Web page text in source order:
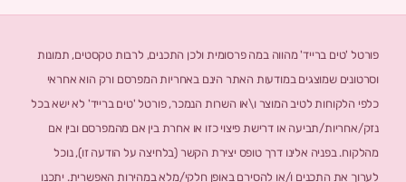
פורטל 'טים ברייד' מהווה במה פרסומית ולכן התכנים, לרבות טקסטים, תמונות
וסרטונים שמוצגים במודעות האתר הינם באחריות המפרסם ורק הוא אחראי
כלפי הלקוחות לטיב המוצר ו\או השרות הנמכר, פורטל 'טים ברייד' לא ישא בכל
נזק/אחריות/תביעה או דרישת פיצוי כזו או אחרת בין אם מהמפרסם ובין אם
מהלקוח. בפניה אלינו דרך טופס יצירת הקשר (בלחיצה על הודעה זו), נוכל
לערוך את התכנים ו/או להסירם באופן חלקי/מלא במהירות האפשרית. יתכנו